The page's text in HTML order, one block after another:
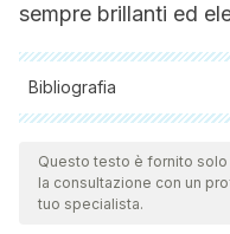
sempre brillanti ed
Bibliografia
Tutte le fonti citate sono
team per garantirne la
validità. La bibliografia di
Questo testo è fornito
la consultazione con un
tuo specialista.